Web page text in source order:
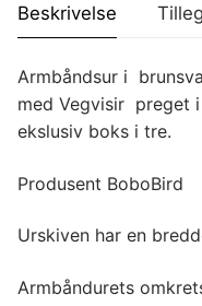
Beskrivelse
Armbåndsur i
med Vegvisir preget
ekslusiv boks i tre.
Produsent BoboBird
Urskiven har en
Armbåndurets